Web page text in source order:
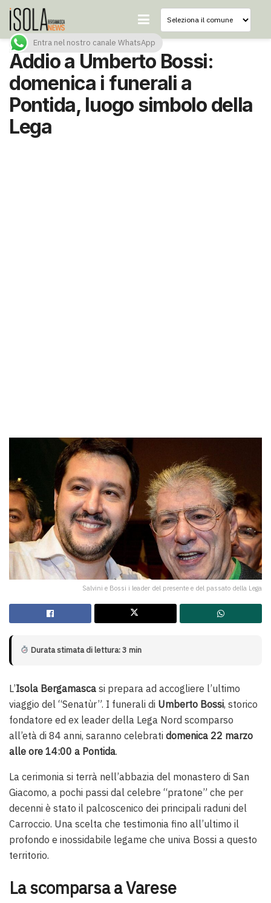
Addio a Umberto Bossi:
domenica i funerali a
Pontida, luogo simbolo della
Lega
Salvini e Bossi i leader del presente e del passato della Lega
Durata stimata di lettura: 3 min
L’Isola Bergamasca si prepara ad accogliere l’ultimo
viaggio del “Senatùr”. I funerali di Umberto Bossi, storico
fondatore ed ex leader della Lega Nord scomparso
all’età di 84 anni, saranno celebrati domenica 22 marzo
alle ore 14:00 a Pontida.
La cerimonia si terrà nell’abbazia del monastero di San
Giacomo, a pochi passi dal celebre “pratone” che per
decenni è stato il palcoscenico dei principali raduni del
Carroccio. Una scelta che testimonia fino all’ultimo il
profondo e inossidabile legame che univa Bossi a questo
territorio.
La scomparsa a Varese
Entra nel nostro canale WhatsApp